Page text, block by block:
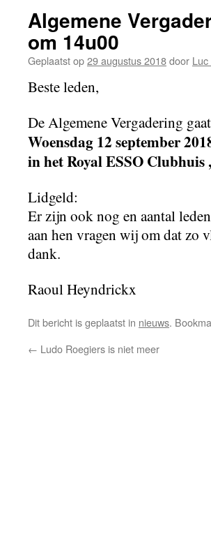
Algemene
om 14u00
Geplaatst op29 augustus 2018door
Beste leden,
De Algemene Vergadering
Woensdag 12 september
in het Royal ESSO Clubhuis
Lidgeld:
Er zijn ook nog en aantal
aan hen vragen wij om dat zo
dank.
Raoul Heyndrickx
Dit bericht is geplaatst in nieuws.
← Ludo Roegiers is niet meer